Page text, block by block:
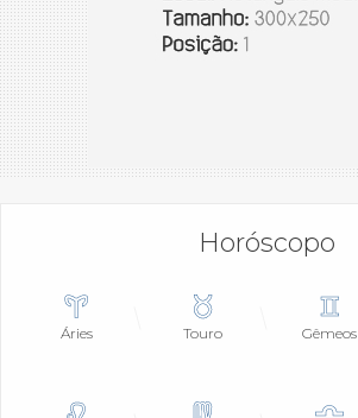
Horóscopo
Áries Touro Gêmeos